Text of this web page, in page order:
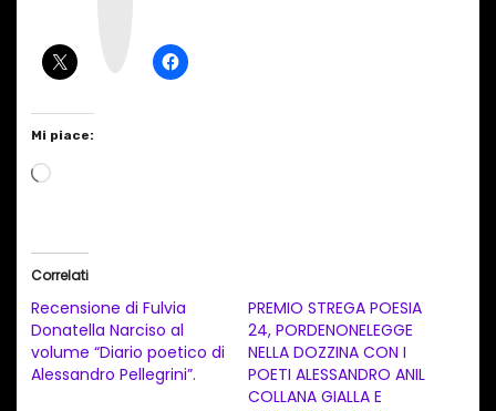
Mi piace:
C
a
m
e
Correlati
Recensione di Fulvia
Donatella Narciso al
volume “Diario poetico di
Alessandro Pellegrini”.
PREMIO STREGA POESIA
24, PORDENONELEGGE
NELLA DOZZINA CON I
POETI ALESSANDRO ANIL
COLLANA GIALLA E